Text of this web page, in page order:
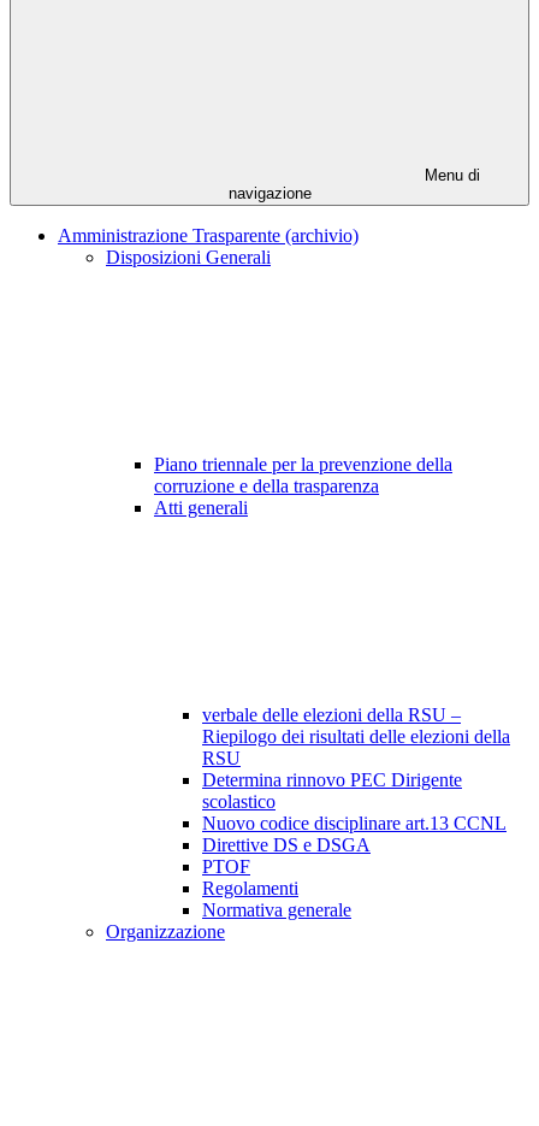
Menu di
navigazione
Amministrazione Trasparente (archivio)
Disposizioni Generali
Piano triennale per la prevenzione della
corruzione e della trasparenza
Atti generali
verbale delle elezioni della RSU –
Riepilogo dei risultati delle elezioni della
RSU
Determina rinnovo PEC Dirigente
scolastico
Nuovo codice disciplinare art.13 CCNL
Direttive DS e DSGA
PTOF
Regolamenti
Normativa generale
Organizzazione